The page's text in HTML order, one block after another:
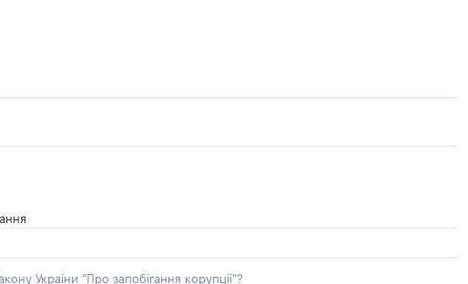
України “Про запобігання корупції”?